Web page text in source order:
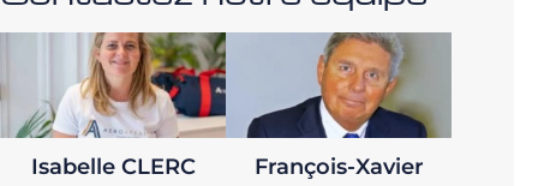
Isabelle CLERC
François-Xavier